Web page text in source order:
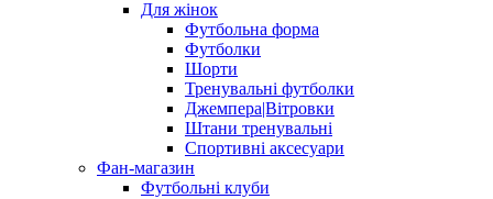
Для жінок
Футбольна форма
Футболки
Шорти
Тренувальні футболки
Джемпера|Вітровки
Штани тренувальні
Спортивні аксесуари
Фан-магазин
Футбольні клуби